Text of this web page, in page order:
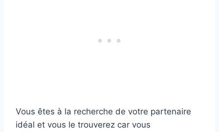
Vous êtes à la recherche de votre partenaire
idéal et vous le trouverez car vous